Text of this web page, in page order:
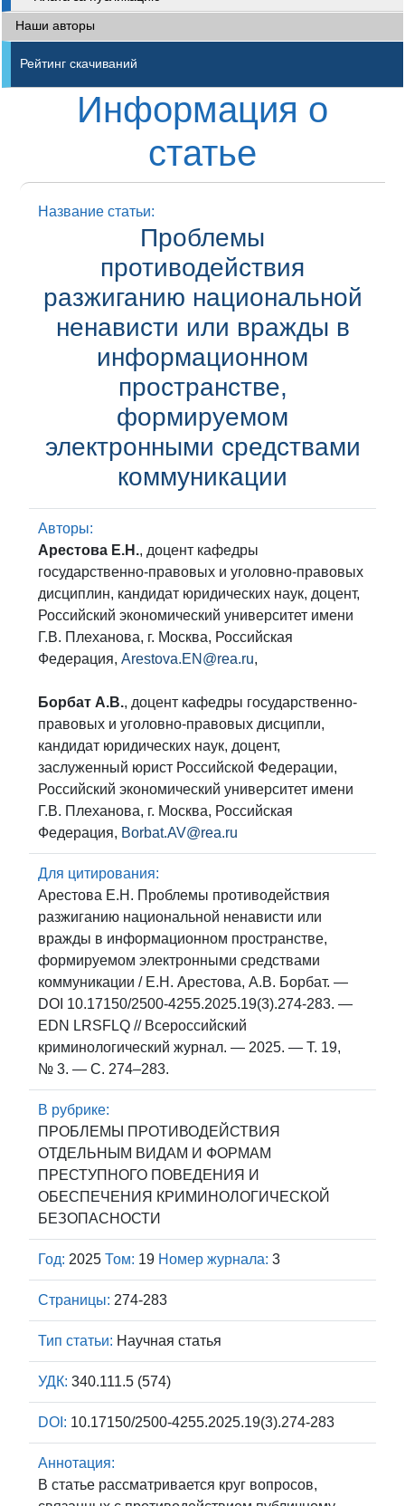
Наши авторы
Рейтинг скачиваний
Информация о
статье
Название статьи:
Проблемы
противодействия
разжиганию национальной
ненависти или вражды в
информационном
пространстве,
формируемом
электронными средствами
коммуникации
Авторы:
Арестова Е.Н., доцент кафедры
государственно-правовых и уголовно-правовых
дисциплин, кандидат юридических наук, доцент,
Российский экономический университет имени
Г.В. Плеханова, г. Москва, Российская
Федерация, Arestova.EN@rea.ru,
Борбат А.В., доцент кафедры государственно-
правовых и уголовно-правовых дисципли,
кандидат юридических наук, доцент,
заслуженный юрист Российской Федерации,
Российский экономический университет имени
Г.В. Плеханова, г. Москва, Российская
Федерация, Borbat.AV@rea.ru
Для цитирования:
Арестова Е.Н. Проблемы противодействия
разжиганию национальной ненависти или
вражды в информационном пространстве,
формируемом электронными средствами
коммуникации / Е.Н. Арестова, А.В. Борбат. —
DOI 10.17150/2500-4255.2025.19(3).274-283. —
EDN LRSFLQ // Всероссийский
криминологический журнал. — 2025. — Т. 19,
№ 3. — С. 274–283.
В рубрике:
ПРОБЛЕМЫ ПРОТИВОДЕЙСТВИЯ
ОТДЕЛЬНЫМ ВИДАМ И ФОРМАМ
ПРЕСТУПНОГО ПОВЕДЕНИЯ И
ОБЕСПЕЧЕНИЯ КРИМИНОЛОГИЧЕСКОЙ
БЕЗОПАСНОСТИ
Год: 2025 Том: 19 Номер журнала: 3
Страницы: 274-283
Тип статьи: Научная статья
УДК: 340.111.5 (574)
DOI: 10.17150/2500-4255.2025.19(3).274-283
Аннотация:
В статье рассматривается круг вопросов,